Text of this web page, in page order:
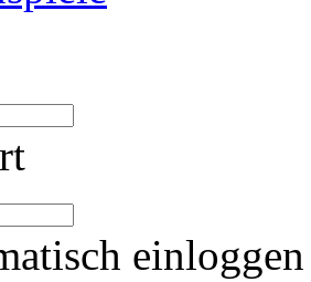
einloggen